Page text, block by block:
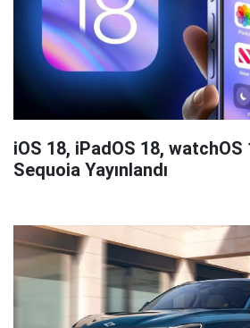
iOS 18, iPadOS 18, watchOS
Sequoia Yayınlandı